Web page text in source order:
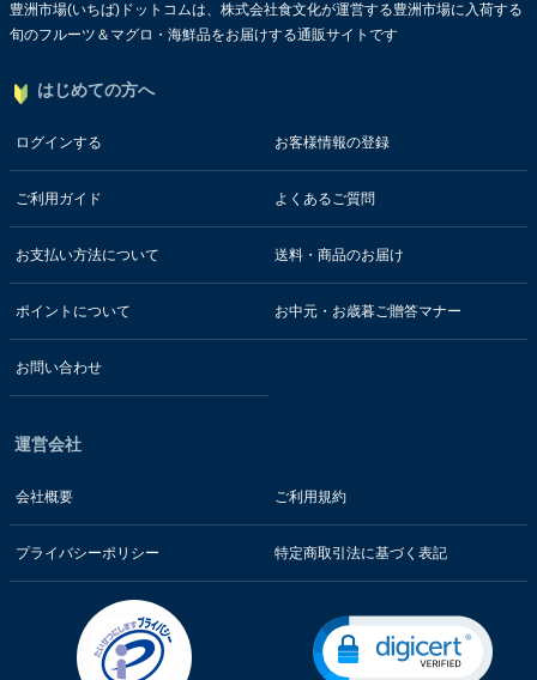
豊洲市場(いちば)ドットコムは、株式会社食文化が運営する豊洲市場に入荷する
旬のフルーツ＆マグロ・海鮮品をお届けする通販サイトです
はじめての方へ
ログインする お客様情報の登録
ご利用ガイド よくあるご質問
お支払い方法について 送料・商品のお届け
ポイントについて お中元・お歳暮ご贈答マナー
お問い合わせ
運営会社
会社概要 ご利用規約
プライバシーポリシー 特定商取引法に基づく表記